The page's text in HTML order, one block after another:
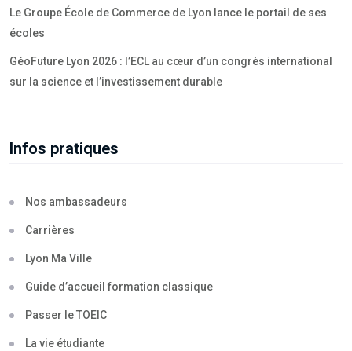
Le Groupe École de Commerce de Lyon lance le portail de ses
écoles
GéoFuture Lyon 2026 : l’ECL au cœur d’un congrès international
sur la science et l’investissement durable
Infos pratiques
Nos ambassadeurs
Carrières
Lyon Ma Ville
Guide d’accueil formation classique
Passer le TOEIC
La vie étudiante